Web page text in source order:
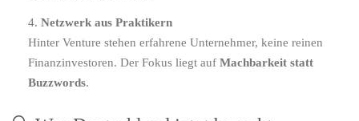
Netzwerk aus Praktikern
Hinter Venture stehen erfahrene Unternehmer, keine reinen
Finanzinvestoren. Der Fokus liegt auf Machbarkeit statt
Buzzwords.